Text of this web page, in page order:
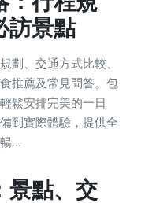
訪景點
劃、交通方式比較、
推薦及常見問答。包
鬆安排完美的一日
到實際體驗，提供全
...
景點、交